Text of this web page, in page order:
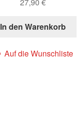
In den Warenkorb
Auf die Wunschliste